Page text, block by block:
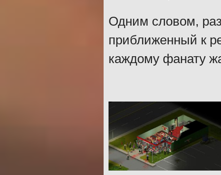
Одним словом,
приближенный к
каждому фанату